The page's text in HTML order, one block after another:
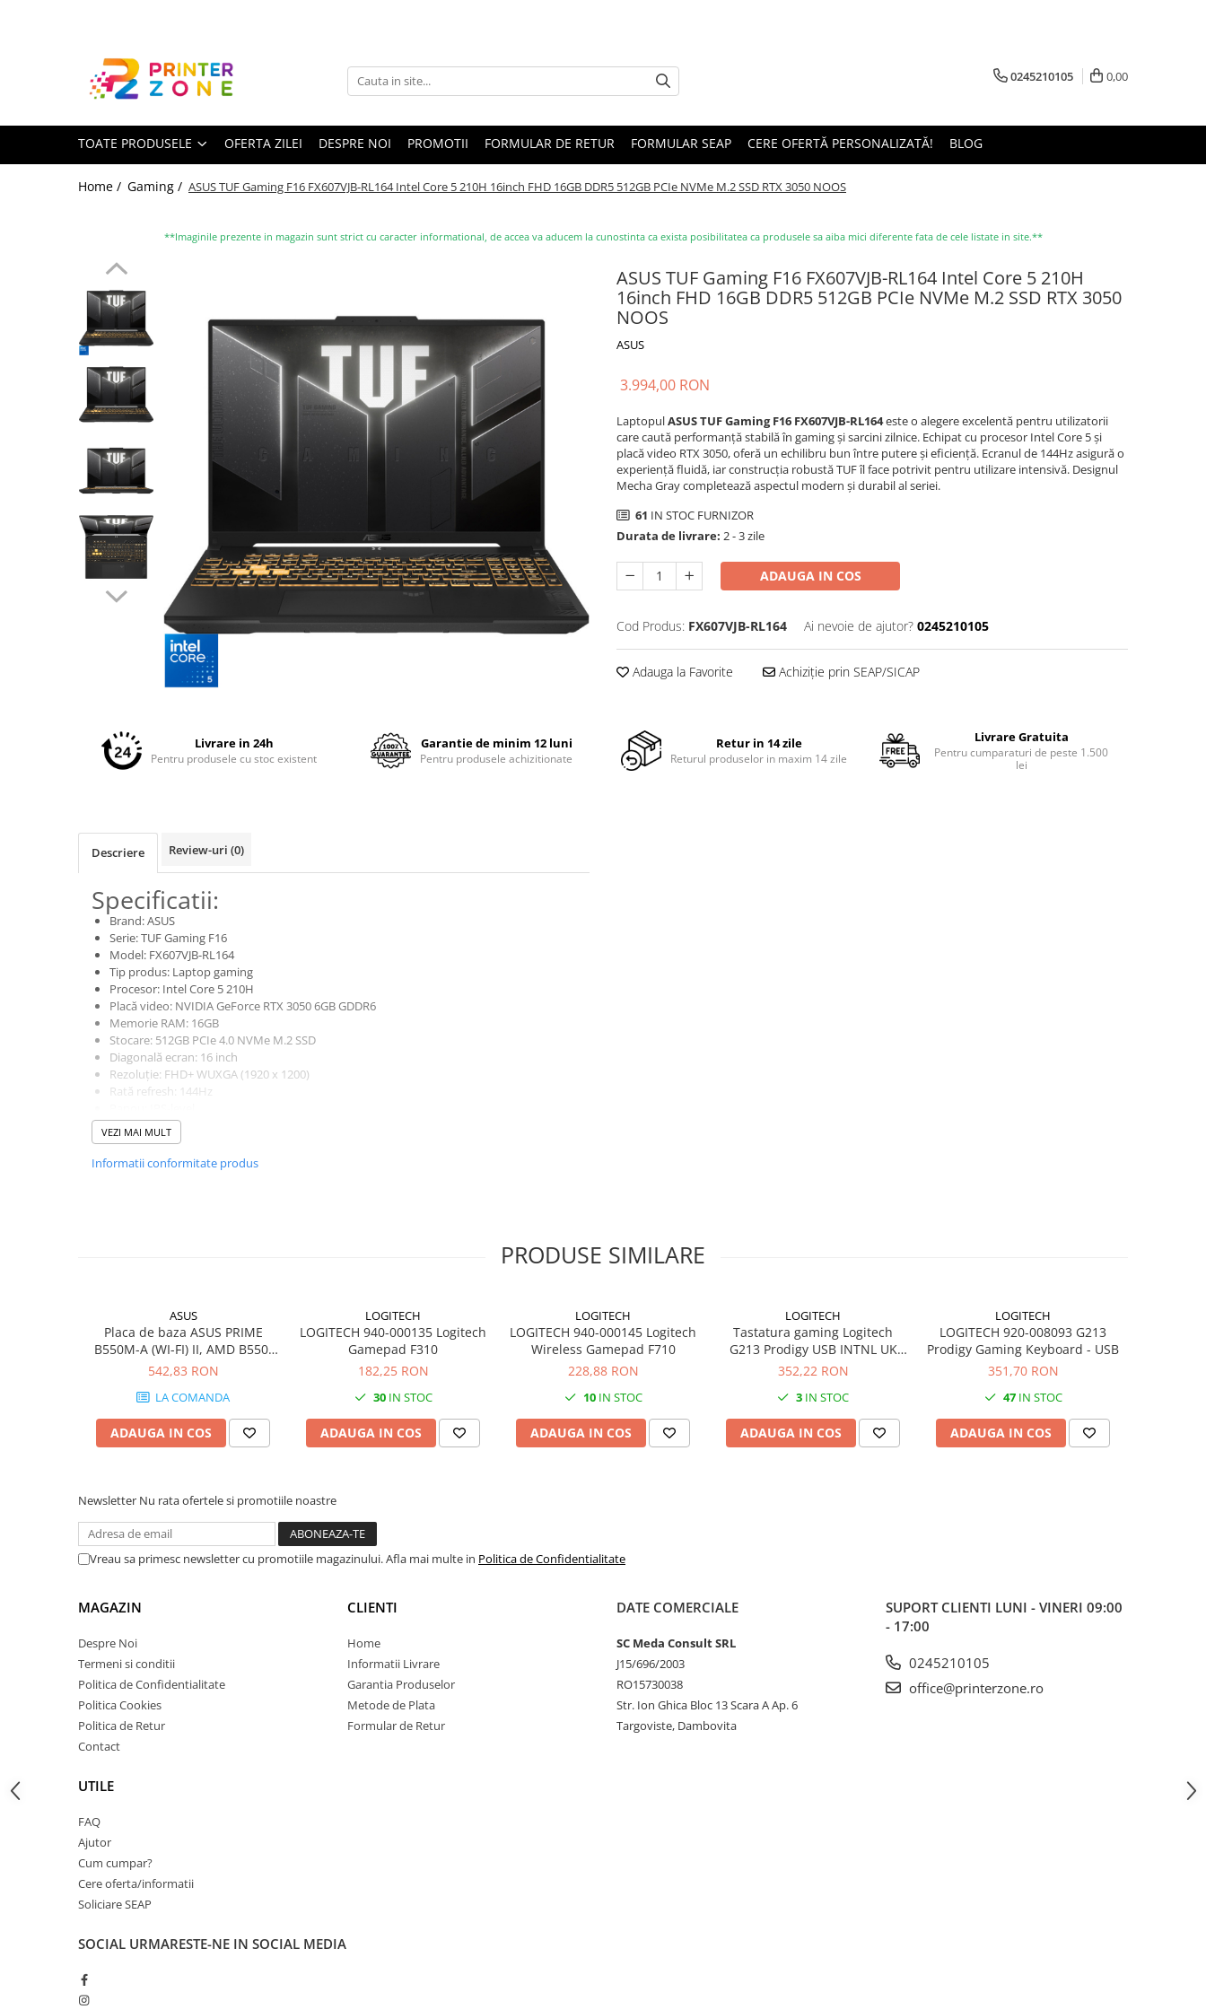
Toate Produsele
Imprimante cu jet
Imprimante termice
Imprimante matriciale
Accesorii imprimante
Accesorii multifunctionale
Piese schimb
Consumabile imprimanta
Capete imprimare
Cartuse inkjet si cerneala
Cartuse compatibile
Drum unit compatibile
Filament imprimanta 3D
Laptopuri / notebookuri
Laptopuri gaming
Laptop-uri 2 in 1
Accesorii laptop
Piese si accesorii
Monitoare LED
SSD-uri interne
Hard disk-uri interne
Coolere CPU
Ventilatoare
Pasta termica
Placi video profesionale
Hard disk-uri externe
Card reader
Placi captura
Adaptoare PCI / PCIe
Periferice PC
Kit mouse si tastatura
0245210105 0,00
TOATE PRODUSELE OFERTA ZILEI DESPRE NOI PROMOTII FORMULAR DE RETUR FORMULAR SEAP CERE OFERTĂ PERSONALIZATĂ! BLOG
Home / Gaming / ASUS TUF Gaming F16 FX607VJB-RL164 Intel Core 5 210H 16inch FHD 16GB DDR5 512GB PCIe NVMe M.2 SSD RTX 3050 NOOS
**Imaginile prezente in magazin sunt strict cu caracter informational, de accea va aducem la cunostinta ca exista posibilitatea ca produsele sa aiba mici diferente fata de cele listate in site.**
ASUS TUF Gaming F16 FX607VJB-RL164 Intel Core 5 210H
16inch FHD 16GB DDR5 512GB PCIe NVMe M.2 SSD RTX 3050
NOOS
ASUS
Facebook
3.994,00 RON
LaptopulASUS TUF Gaming F16 FX607VJB-RL164este o alegere excelentă pentru utilizatorii
care caută performanță stabilă în gaming și sarcini zilnice. Echipat cu procesor Intel Core 5 și
placă video RTX 3050, oferă un echilibru bun între putere și eficiență. Ecranul de 144Hz asigură o
experiență fluidă, iar construcția robustă TUF îl face potrivit pentru utilizare intensivă. Designul
Mecha Gray completează aspectul modern și durabil al seriei.
61 IN STOC FURNIZOR
Durata de livrare: 2 - 3 zile
ADAUGA IN COS
Cod Produs: FX607VJB-RL164 Ai nevoie de ajutor? 0245210105
Adauga la Favorite Achiziție prin SEAP/SICAP
Livrare in 24h
Pentru produsele cu stoc existent
Garantie de minim 12 luni
Pentru produsele achizitionate
Retur in 14 zile
Returul produselor in maxim 14 zile
Livrare Gratuita
Pentru cumparaturi de peste 1.500
lei
Descriere Review-uri (0)
Specificatii:
Brand: ASUS
Serie: TUF Gaming F16
Model: FX607VJB-RL164
Tip produs: Laptop gaming
Procesor: Intel Core 5 210H
Placă video: NVIDIA GeForce RTX 3050 6GB GDDR6
Memorie RAM: 16GB
Stocare: 512GB PCIe 4.0 NVMe M.2 SSD
Diagonală ecran: 16 inch
Rezoluție: FHD+ WUXGA (1920 x 1200)
Rată refresh: 144Hz
Sistem de operare: NoOS
Conectivitate: Wi-Fi, Bluetooth
Porturi: USB-A, USB-C, HDMI, RJ-45, audio combo
VEZI MAI MULT
Informatii conformitate produs
PRODUSE SIMILARE
ASUS
Placa de baza ASUS PRIME
B550M-A (WI-FI) II, AMD B550,
socket AM4, mATX
542,83 RON
LA COMANDA
ADAUGA IN COS
LOGITECH
LOGITECH 940-000135 Logitech
Gamepad F310
182,25 RON
30IN STOC
ADAUGA IN COS
LOGITECH
LOGITECH 940-000145 Logitech
Wireless Gamepad F710
228,88 RON
10IN STOC
ADAUGA IN COS
LOGITECH
Tastatura gaming Logitech
G213 Prodigy USB INTNL UK
RGB Black
352,22 RON
3 IN STOC
ADAUGA IN COS
LOGITECH
LOGITECH 920-008093 G213
Prodigy Gaming Keyboard - USB
351,70 RON
47IN STOC
ADAUGA IN COS
Newsletter Nu rata ofertele si promotiile noastre
Vreau sa primesc newsletter cu promotiile magazinului. Afla mai multe in Politica de Confidentialitate
MAGAZIN
Despre Noi
Termeni si conditii
Politica de Confidentialitate
Politica Cookies
Politica de Retur
Contact
UTILE
FAQ
Ajutor
Cum cumpar?
Cere oferta/informatii
Soliciare SEAP
CLIENTI
Home
Informatii Livrare
Garantia Produselor
Metode de Plata
Formular de Retur
DATE COMERCIALE
SC Meda Consult SRL
J15/696/2003
RO15730038
Str. Ion Ghica Bloc 13 Scara A Ap. 6
Targoviste, Dambovita
SUPORT CLIENTI LUNI - VINERI 09:00
- 17:00
0245210105
office@printerzone.ro
SOCIAL URMARESTE-NE IN SOCIAL MEDIA